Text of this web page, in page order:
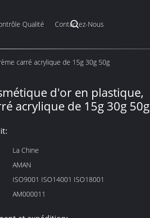
Qualité Contactez-Nous
carré acrylique de 15g 30g 50g
d'or en plastique,
acrylique de 15g 30g 50g
La Chine
AMAN
ISO9001 ISO14001 ISO18001
AM000011